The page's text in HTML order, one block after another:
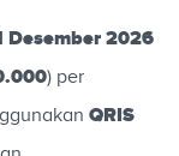
Desember 2026
) per
QRIS